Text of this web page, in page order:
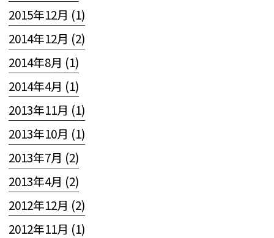
2015年12月 (1)
2014年12月 (2)
2014年8月 (1)
2014年4月 (1)
2013年11月 (1)
2013年10月 (1)
2013年7月 (2)
2013年4月 (2)
2012年12月 (2)
2012年11月 (1)